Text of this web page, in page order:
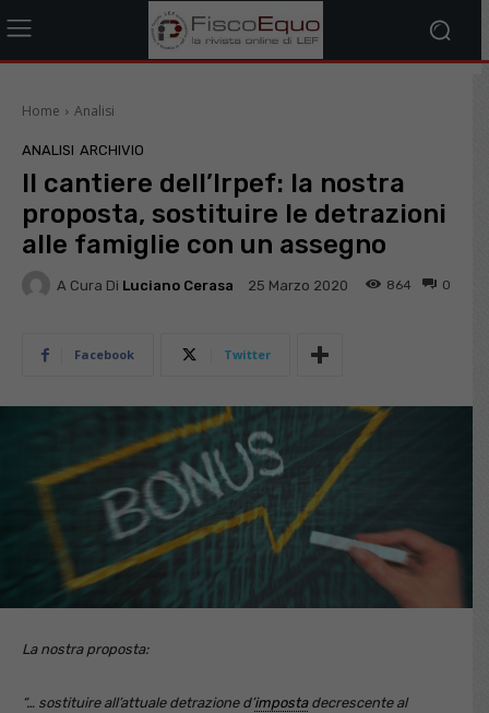
Home Analisi
ANALISI ARCHIVIO
Il cantiere dell’Irpef: la nostra
proposta, sostituire le detrazioni
alle famiglie con un assegno
A Cura Di Luciano Cerasa 25 Marzo 2020 0
864
Facebook Twitter
La nostra proposta:
“… sostituire all’attuale detrazione d’impostadecrescente al